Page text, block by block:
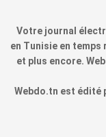
Votre journal
en Tunisie en
et plus encore.
Webdo.tn est édité